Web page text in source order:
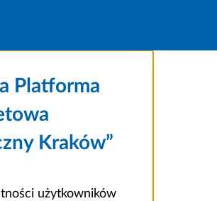
Platforma
Kraków”
użytkowników